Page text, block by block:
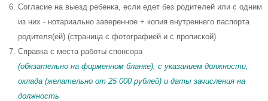
Согласие на выезд ребенка, если едет без родителей или с одним
из них - нотариально заверенное + копия внутреннего паспорта
родителя(ей) (страница с фотографией и с пропиской)
Справка с места работы спонсора
(обязательно на фирменном бланке), с указанием должности,
оклада (желательно от 25 000 рублей) и даты зачисления на
должность